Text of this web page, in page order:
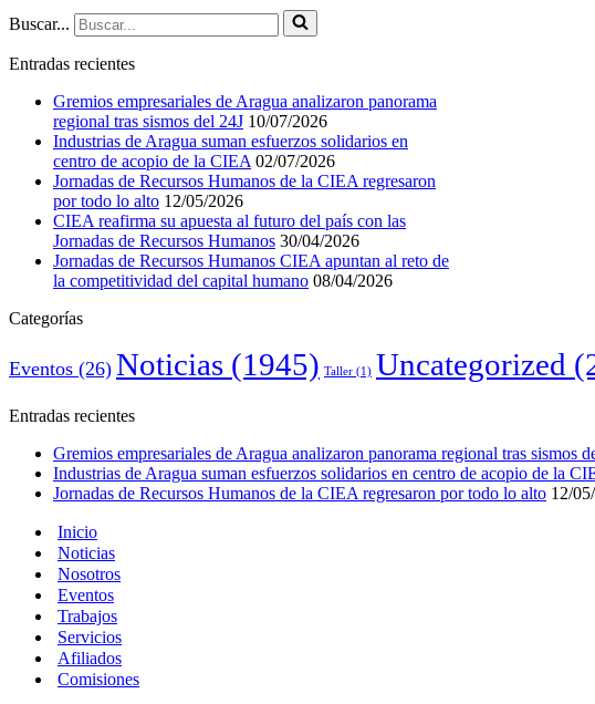
Buscar...
Entradas recientes
Gremios empresariales de Aragua analizaron panorama
regional tras sismos del 24J 10/07/2026
Industrias de Aragua suman esfuerzos solidarios en
centro de acopio de la CIEA 02/07/2026
Jornadas de Recursos Humanos de la CIEA regresaron
por todo lo alto 12/05/2026
CIEA reafirma su apuesta al futuro del país con las
Jornadas de Recursos Humanos 30/04/2026
Jornadas de Recursos Humanos CIEA apuntan al reto de
la competitividad del capital humano 08/04/2026
Categorías
Eventos (26) Noticias (1945) Taller (1) Uncategorized
Entradas recientes
Gremios empresariales de Aragua analizaron panorama regional tras sismos
Industrias de Aragua suman esfuerzos solidarios en centro de acopio de la
Jornadas de Recursos Humanos de la CIEA regresaron por todo lo alto 12/
Inicio
Noticias
Nosotros
Eventos
Trabajos
Servicios
Afiliados
Comisiones